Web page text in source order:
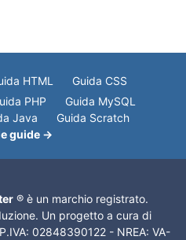
HTML
Guida CSS
PHP
Guida MySQL
Java
Guida Scratch
guide →
® è un marchio registrato.
Un progetto a cura di
02848390122 - NREA: VA-